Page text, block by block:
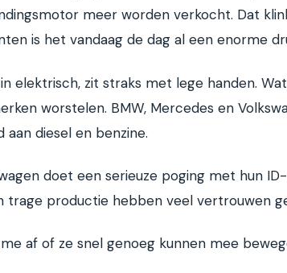
meer worden verkocht. Dat
is het vandaag de dag al een enorme
elektrisch, zit straks met lege handen.
worstelen. BMW, Mercedes en
aan diesel en benzine.
doet een serieuze poging met hun
trage productie hebben veel vertrouwen
af of ze snel genoeg kunnen mee